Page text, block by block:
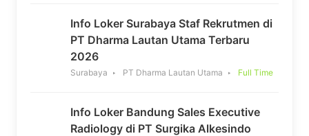
Info Loker Surabaya Staf Rekrutmen di
PT Dharma Lautan Utama Terbaru
2026
Surabaya PT Dharma Lautan Utama Full Time
Info Loker Bandung Sales Executive
Radiology di PT Surgika Alkesindo